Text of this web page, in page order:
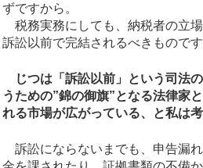
ずですから。
税務実務にしても、納税者の立場
訴訟以前で完結されるべきものです
じつは「訴訟以前」という司法
うための”錦の御旗”となる法律家
れる市場が広がっている、と私は考
訴訟にならないまでも、申告漏